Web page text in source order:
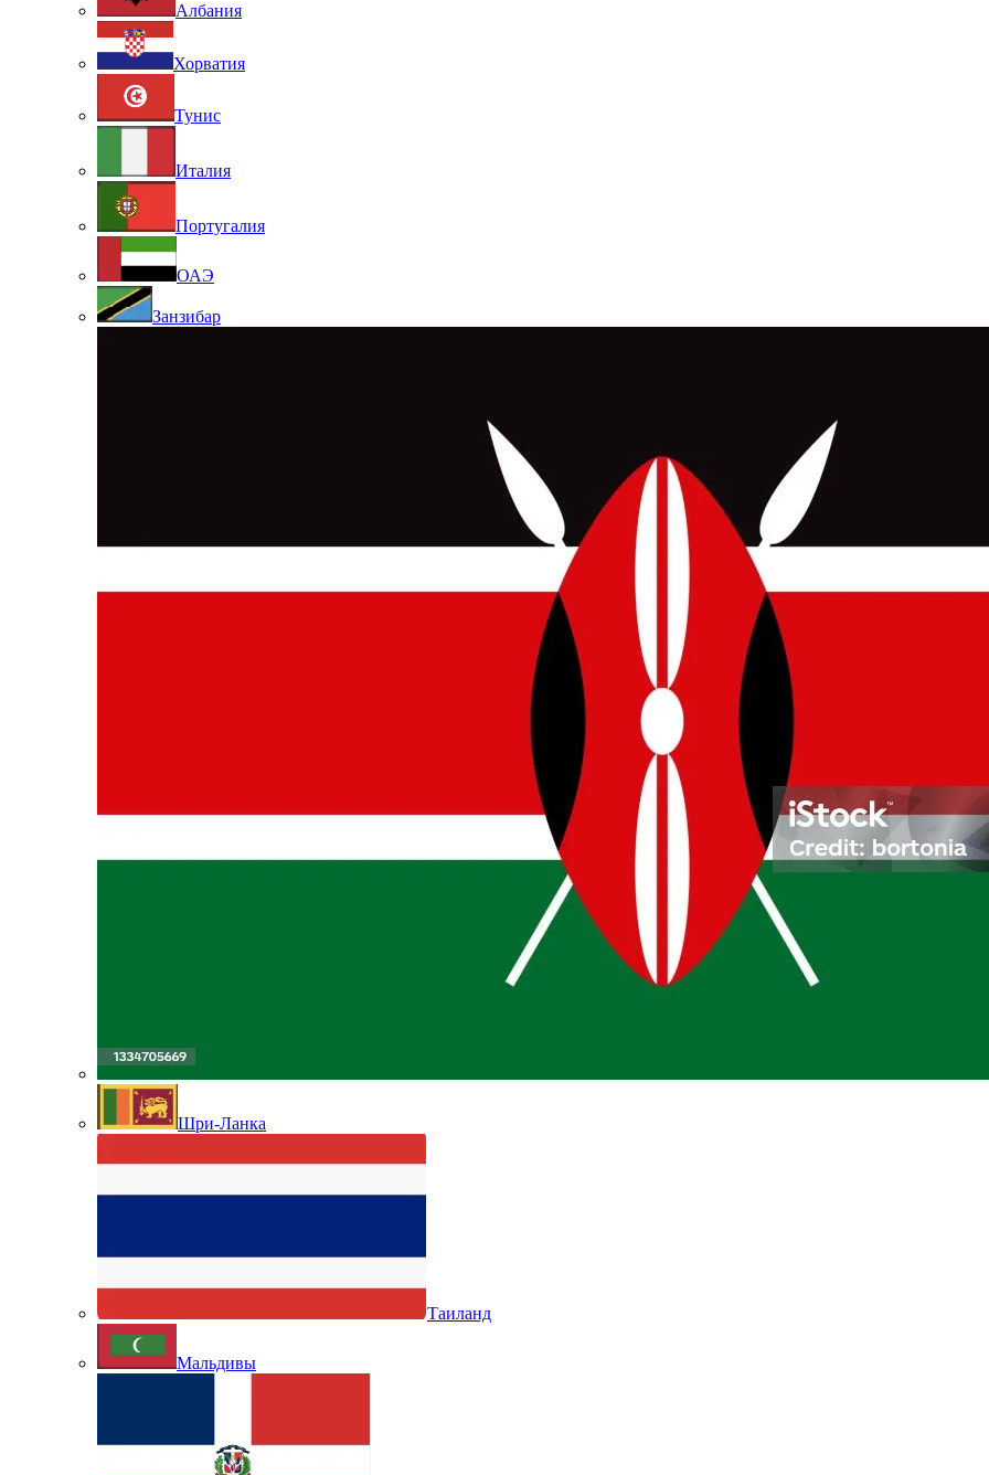
Албания
Хорватия
Тунис
Италия
Португалия
ОАЭ
Занзибар
Шри-Ланка
Таиланд
Мальдивы